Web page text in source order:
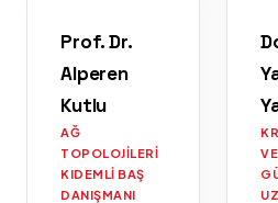
Prof. Dr.
Alperen
Kutlu
AĞ
TOPOLOJILERI
KIDEMLI BAŞ
DANIŞMANI